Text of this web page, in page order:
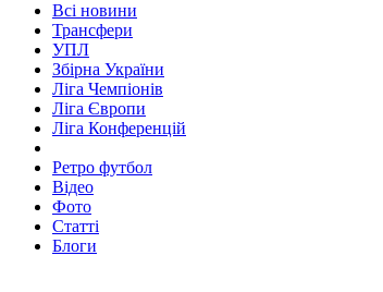
Всі новини
Трансфери
УПЛ
Збірна України
Ліга Чемпіонів
Ліга Європи
Ліга Конференцій
Ретро футбол
Відео
Фото
Статті
Блоги